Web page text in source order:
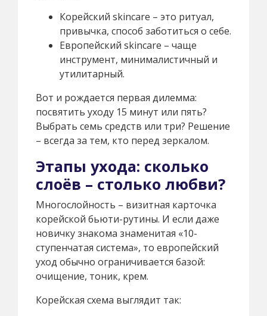
Корейский skincare – это ритуал,
привычка, способ заботиться о себе.
Европейский skincare – чаще
инструмент, минималистичный и
утилитарный.
Вот и рождается первая дилемма:
посвятить уходу 15 минут или пять?
Выбрать семь средств или три? Решение
– всегда за тем, кто перед зеркалом.
Этапы ухода: сколько
слоёв – столько любви?
Многослойность – визитная карточка
корейской бьюти-рутины. И если даже
новичку знакома знаменитая «10-
ступенчатая система», то европейский
уход обычно ограничивается базой:
очищение, тоник, крем.
Корейская схема выглядит так: